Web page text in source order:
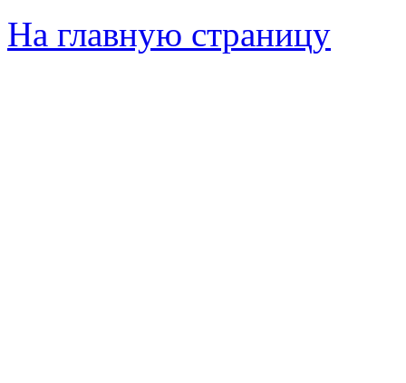
На главную страницу